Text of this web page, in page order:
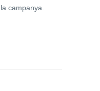
campanya.